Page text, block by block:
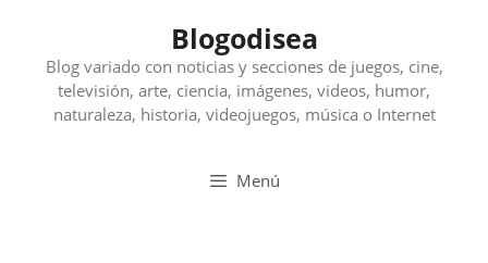
contenido
Blogodisea
Blog variado con noticias y secciones de juegos, cine,
televisión, arte, ciencia, imágenes, videos, humor,
naturaleza, historia, videojuegos, música o Internet
Menú